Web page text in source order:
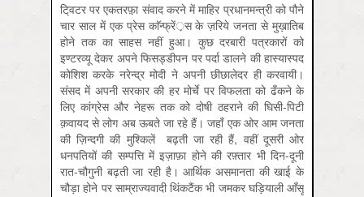
टि्वटर पर एकतरफ़़ा संवाद करने में माहिर प्रधानमन्त्री को पौने
चार साल में एक प्रेस काॅन्फ्रें़स के ज़रिये जनता से मुख़ातिब
होने तक का साहस नहीं हुआ। कुछ दरबारी पत्रकारों को
इण्टरव्यू देकर अपने फिसड्डीपन पर पर्दा डालने की हास्यास्पद
कोशिश करके नरेन्द्र मोदी ने अपनी छीछालेदर ही करवायी।
संसद में अपनी सरकार की हर मोर्चे पर विफलता को ढँकने के
लिए कांग्रेस और नेहरू तक को दोषी ठहराने की घिसी-पिटी
क़वायद से लोग अब ऊबते जा रहे हैं। जहाँ एक ओर आम जनता
की ज़ि‍न्दगी की मुश्किलें बढ़ती जा रही हैं, वहीं दूसरी ओर
धनपतियों की सम्पत्ति में इज़ाफ़ा होने की रफ़्तार भी दिन-दूनी
रात-चौगुनी बढ़ती जा रही है। आर्थिक असमानता की खाई के
चौड़ा होने पर साम्राज्यवादी थिंकटैंक भी जमकर घड़ि‍याली आँसू